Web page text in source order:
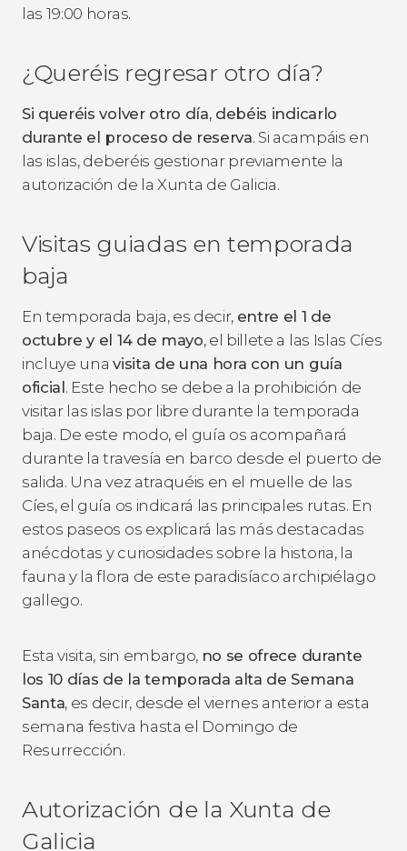
las 19:00 horas.
¿Queréis regresar otro día?
Si queréis volver otro día, debéis indicarlo
durante el proceso de reserva. Si acampáis en
las islas, deberéis gestionar previamente la
autorización de la Xunta de Galicia.
Visitas guiadas en temporada
baja
En temporada baja, es decir, entre el 1 de
octubre y el 14 de mayo, el billete a las Islas Cíes
incluye unavisita de una hora con un guía
oficial. Este hecho se debe a la prohibición de
visitar las islas por libre durante la temporada
baja. De este modo, el guía os acompañará
durante la travesía en barco desde el puerto de
salida. Una vez atraquéis en el muelle de las
Cíes, el guía os indicará las principales rutas. En
estos paseos os explicará las más destacadas
anécdotas y curiosidades sobre la historia, la
fauna y la flora de este paradisíaco archipiélago
gallego.
Esta visita, sin embargo, no se ofrece durante
los 10 días de la temporada alta de Semana
Santa, es decir, desde el viernes anterior a esta
semana festiva hasta el Domingo de
Resurrección.
Autorización de la Xunta de
Galicia